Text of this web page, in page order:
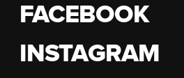
FACEBOOK
INSTAGRAM